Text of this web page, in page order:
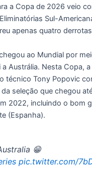
a Copa de 2026 veio
Sul-
apenas quatro
ao Mundial por
Austrália. Nesta Copa,
técnico Tony Popovic
seleção que chegou
2022, incluindo o bom
(Espanha).
😁
pic.twitter.com/